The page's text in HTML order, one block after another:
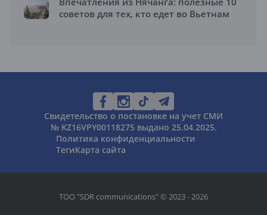
советов для тех, кто едет во Вьетнам
Свидетельство о постановке на учет СМИ
№ KZ16VPY00118275 выдано 25.04.2025.
Политика конфиденциальности
ТегиКарта сайта
ТОО "SDR communications" © 2023 - 2026